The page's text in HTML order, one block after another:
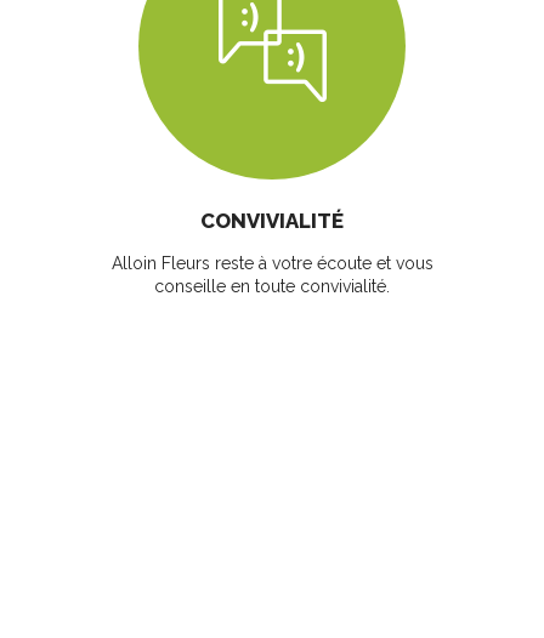
CONVIVIALITÉ
Alloin Fleurs reste à votre écoute et vous
conseille en toute convivialité.